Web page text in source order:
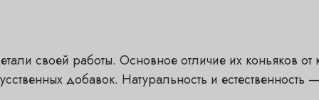
своей работы. Основное отличие их коньяков от
добавок. Натуральность и